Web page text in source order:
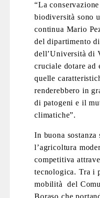
“La
biodiversità sono
continua Mario
del dipartimento
dell’Università di
cruciale dotare
quelle
renderebbero in
di patogeni e il
climatiche”.
In buona
l’agricoltura
competitiva
tecnologica. Tra i
mobilità del
Boraso che